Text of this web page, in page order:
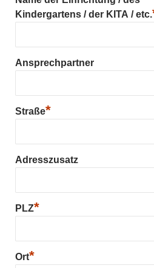
Kindergartens / der KITA / etc.
Ansprechpartner
Straße*
Adresszusatz
PLZ*
Ort*